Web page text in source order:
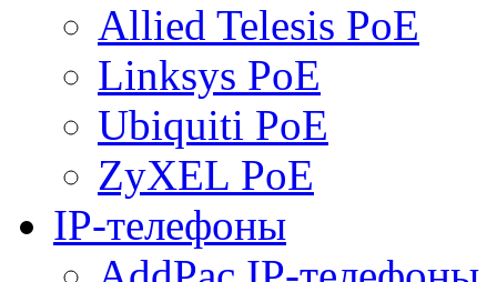
Allied Telesis PoE
Linksys PoE
Ubiquiti PoE
ZyXEL PoE
IP-телефоны